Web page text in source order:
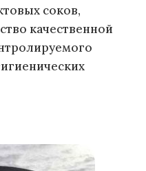
соков,
качественной